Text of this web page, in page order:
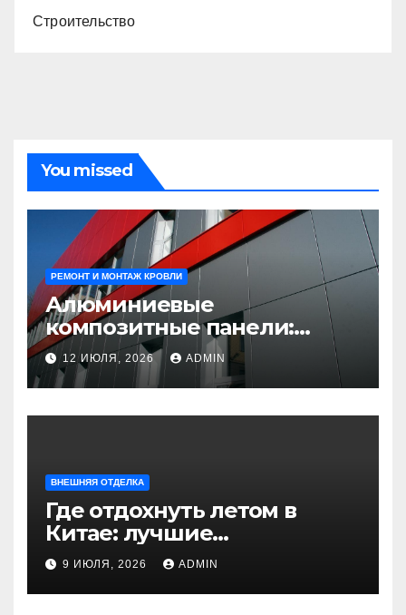
Строительство
You missed
РЕМОНТ И МОНТАЖ КРОВЛИ
Алюминиевые
композитные панели:
универсальное решение
для современного
строительства и дизайна
12 ИЮЛЯ, 2026 ADMIN
ВНЕШНЯЯ ОТДЕЛКА
Где отдохнуть летом в
Китае: лучшие
направления для
незабываемого
путешествия
9 ИЮЛЯ, 2026 ADMIN